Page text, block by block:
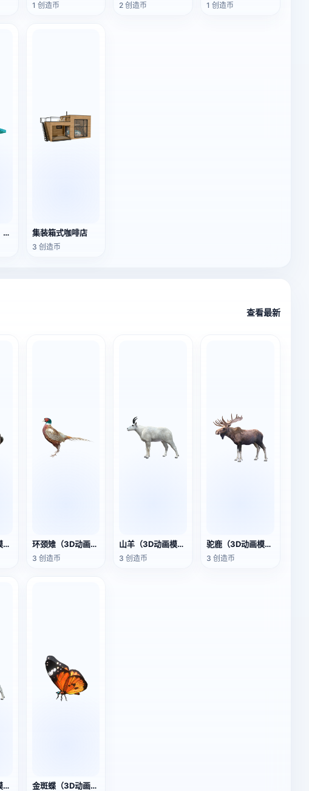
1 创造币 2 创造币 1 创造币
【等距3D场景】海边的红色游艇 集装箱式咖啡店
3 创造币
查看最新
野兔（3D动画模型） 环颈雉（3D动画模型）
3 创造币
山羊（3D动画模型）
3 创造币
驼鹿（3D动画模型）
3 创造币
山羊（3D动画模型） 金斑蝶（3D动画模型）